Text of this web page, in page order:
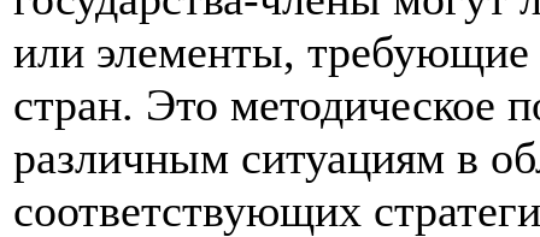
или элементы, требующие
стран. Это методическое
различным ситуациям в
соответствующих